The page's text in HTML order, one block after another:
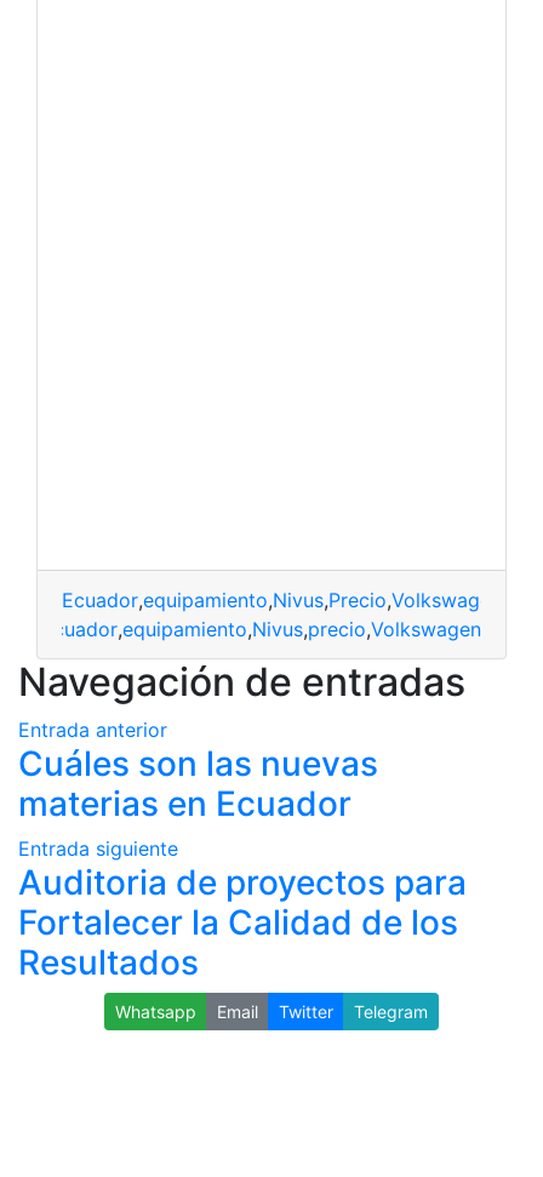
Ecuador,equipamiento,Nivus,Precio,Volkswagen
Ecuador,equipamiento,Nivus,precio,Volkswagen
Navegación de entradas
Entrada anterior
Cuáles son las nuevas
materias en Ecuador
Entrada siguiente
Auditoria de proyectos para
Fortalecer la Calidad de los
Resultados
Whatsapp Email Twitter Telegram